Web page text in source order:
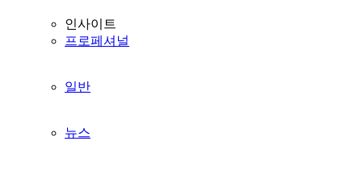
인사이트
프로페셔널
일반
뉴스
귀하의 비즈니스를
더 좋게 만들기
귀사의 사업과 함께 성장합니다